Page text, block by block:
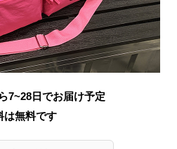
7~28日でお届け予定
は無料です